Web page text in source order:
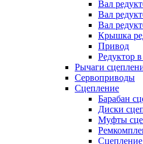
Вал
Вал
Вал
Крышка
Привод
Редуктор
Рычаги
Сервоприводы
Сцепление
Барабан
Диски
Муфты
Сцепление